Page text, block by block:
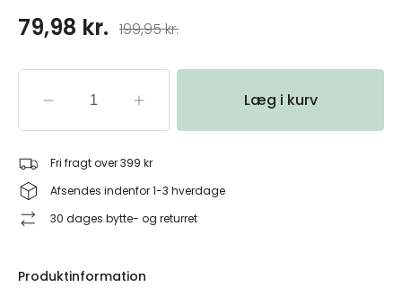
79,98 kr. 199,95 kr.
Læg i kurv
Fri fragt over 399 kr
Afsendes indenfor 1-3 hverdage
30 dages bytte- og returret
Produktinformation